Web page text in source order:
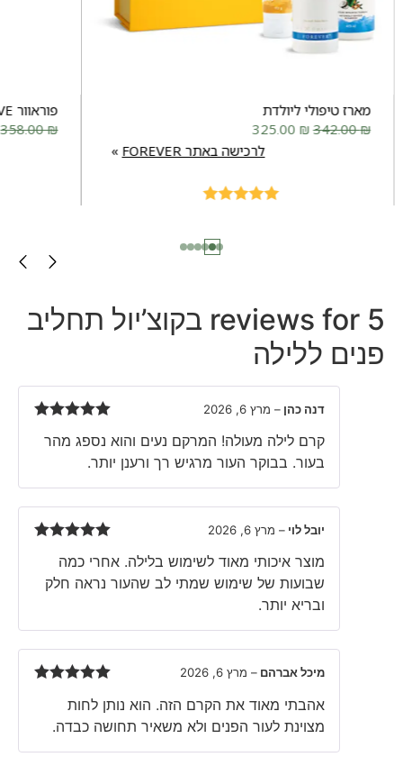
מארז טיפולי ליולדת
342.00₪
325.00 ₪
לרכישה באתר FOREVER
פוראוור MOVE
358.00₪
5 reviews for
בקוצ’יול תחליב
פנים ללילה
of 5
דנה כהן – מרץ 6, 2026
קרם לילה מעולה! המרקם נעים והוא נספג מהר
בעור. בבוקר העור מרגיש רך ורענן יותר.
of 5
יובל לוי – מרץ 6, 2026
מוצר איכותי מאוד לשימוש בלילה. אחרי כמה
שבועות של שימוש שמתי לב שהעור נראה חלק
ובריא יותר.
of 5
מיכל אברהם – מרץ 6, 2026
אהבתי מאוד את הקרם הזה. הוא נותן לחות
מצוינת לעור הפנים ולא משאיר תחושה כבדה.